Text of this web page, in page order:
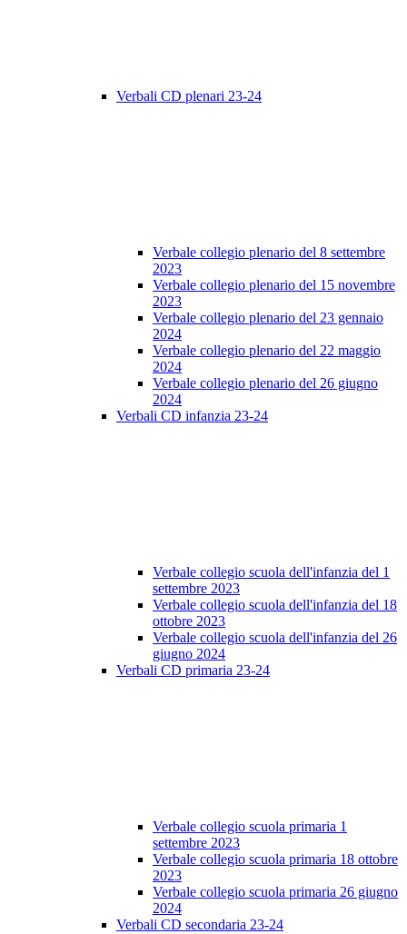
Verbali CD plenari 23-24
Verbale collegio plenario del 8 settembre
2023
Verbale collegio plenario del 15 novembre
2023
Verbale collegio plenario del 23 gennaio
2024
Verbale collegio plenario del 22 maggio
2024
Verbale collegio plenario del 26 giugno
2024
Verbali CD infanzia 23-24
Verbale collegio scuola dell'infanzia del 1
settembre 2023
Verbale collegio scuola dell'infanzia del 18
ottobre 2023
Verbale collegio scuola dell'infanzia del 26
giugno 2024
Verbali CD primaria 23-24
Verbale collegio scuola primaria 1
settembre 2023
Verbale collegio scuola primaria 18 ottobre
2023
Verbale collegio scuola primaria 26 giugno
2024
Verbali CD secondaria 23-24